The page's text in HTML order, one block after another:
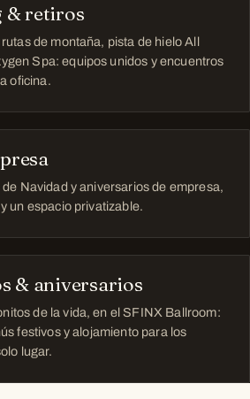
& retiros
de montaña, pista de hielo All
Spa: equipos unidos y encuentros
oficina.
Navidad y aniversarios de empresa,
un espacio privatizable.
& aniversarios
de la vida, en el SFINX Ballroom:
festivos y alojamiento para los
lugar.